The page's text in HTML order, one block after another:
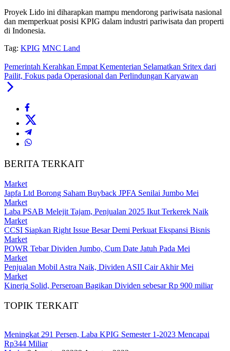
Proyek Lido ini diharapkan mampu mendorong pariwisata nasional
dan memperkuat posisi KPIG dalam industri pariwisata dan properti
di Indonesia.
Tag: KPIG MNC Land
Pemerintah Kerahkan Empat Kementerian Selamatkan Sritex dari
Pailit, Fokus pada Operasional dan Perlindungan Karyawan
BERITA TERKAIT
Market
Japfa Ltd Borong Saham Buyback JPFA Senilai Jumbo Mei
Market
Laba PSAB Melejit Tajam, Penjualan 2025 Ikut Terkerek Naik
Market
CCSI Siapkan Right Issue Besar Demi Perkuat Ekspansi Bisnis
Market
POWR Tebar Dividen Jumbo, Cum Date Jatuh Pada Mei
Market
Penjualan Mobil Astra Naik, Dividen ASII Cair Akhir Mei
Market
Kinerja Solid, Perseroan Bagikan Dividen sebesar Rp 900 miliar
TOPIK TERKAIT
Meningkat 291 Persen, Laba KPIG Semester 1-2023 Mencapai
Rp344 Miliar